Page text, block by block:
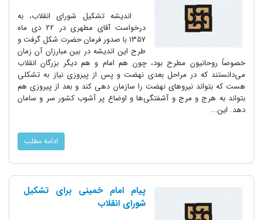
اندیشه تشکیل شورای انقلاب، به
درخواست آقای مطهری در 22 دی ماه
1357 با صدور فرمان حضرت شکل گرفت و
طرح این اندیشه در بین مبارزان آن زمان
خصوصاً روحانیون مطرح بود، چون هم امام و هم دیگر بزرگان انقلاب
می‌دانستند که در مراحل بعدی نهضت و پس از پیروزی نیاز به تشکلی
هست که بتواند نیروهای نهضت را سازمان دهی کند و بعد از پیروزی هم
بتواند به هرج و مرج و آشفتگی‌ها و اوضاع پر آشوب کشور سر و سامان
دهد. این...
ادامه مطلب
پیام امام خمینی برای تشکیل
شورای انقلاب